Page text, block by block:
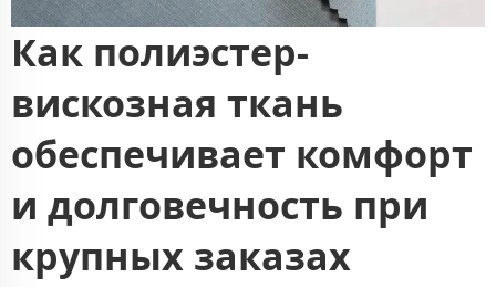
Как полиэстер-
вискозная ткань
обеспечивает комфорт
и долговечность при
крупных заказах